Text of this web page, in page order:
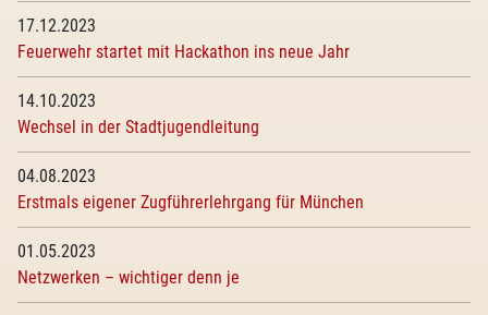
17.12.2023
Feuerwehr startet mit Hackathon ins neue Jahr
14.10.2023
Wechsel in der Stadtjugendleitung
04.08.2023
Erstmals eigener Zugführerlehrgang für München
01.05.2023
Netzwerken – wichtiger denn je